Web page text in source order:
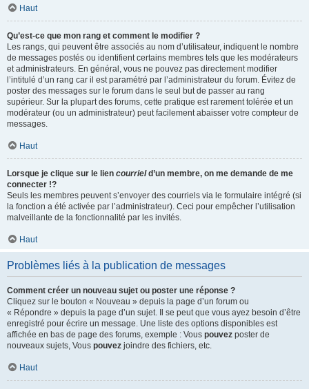
Haut
Qu’est-ce que mon rang et comment le modifier ?
Les rangs, qui peuvent être associés au nom d’utilisateur, indiquent le nombre
de messages postés ou identifient certains membres tels que les modérateurs
et administrateurs. En général, vous ne pouvez pas directement modifier
l’intitulé d’un rang car il est paramétré par l’administrateur du forum. Évitez de
poster des messages sur le forum dans le seul but de passer au rang
supérieur. Sur la plupart des forums, cette pratique est rarement tolérée et un
modérateur (ou un administrateur) peut facilement abaisser votre compteur de
messages.
Haut
Lorsque je clique sur le lien courrield’un membre, on me demande de me
connecter !?
Seuls les membres peuvent s’envoyer des courriels via le formulaire intégré (si
la fonction a été activée par l’administrateur). Ceci pour empêcher l’utilisation
malveillante de la fonctionnalité par les invités.
Haut
Problèmes liés à la publication de messages
Comment créer un nouveau sujet ou poster une réponse ?
Cliquez sur le bouton « Nouveau » depuis la page d’un forum ou
« Répondre » depuis la page d’un sujet. Il se peut que vous ayez besoin d’être
enregistré pour écrire un message. Une liste des options disponibles est
affichée en bas de page des forums, exemple : Vous pouvez poster de
nouveaux sujets, Vous pouvez joindre des fichiers, etc.
Haut